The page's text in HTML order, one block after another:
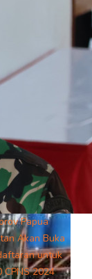
Papua
Akan Buka
untuk
CPNS 2024